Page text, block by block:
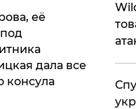
её
дала все
консула